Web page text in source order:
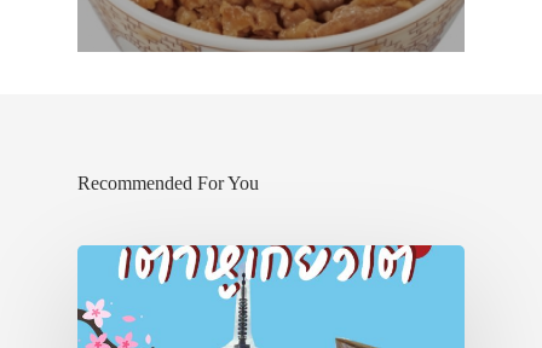
Recommended For You